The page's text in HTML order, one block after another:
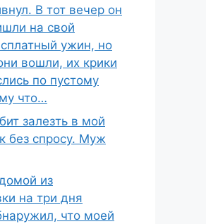
В тот вечер он
на свой
ужин, но
вошли, их крики
по пустому
что…
залезть в мой
без спросу. Муж
из
на три дня
что моей